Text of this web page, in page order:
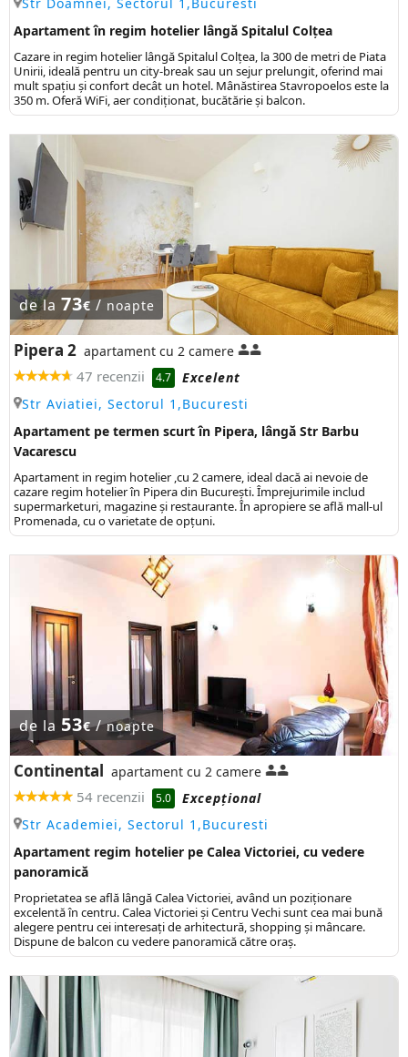
Apartament în regim hotelier lângă Spitalul Colțea
Cazare in regim hotelier lângă Spitalul Colțea, la 300 de metri de Piata
Unirii, ideală pentru un city-break sau un sejur prelungit, oferind mai
mult spațiu și confort decât un hotel. Mânăstirea Stavropoelos este la
350 m. Oferă WiFi, aer condiționat, bucătărie și balcon.
de la 73€/ noapte
Pipera 2 apartament cu 2 camere
47 recenzii 4.7
Excelent
Str Aviatiei, Sectorul 1,Bucuresti
Apartament pe termen scurt în Pipera, lângă Str Barbu
Vacarescu
Apartament in regim hotelier ,cu 2 camere, ideal dacă ai nevoie de
cazare regim hotelier în Pipera din București. Împrejurimile includ
supermarketuri, magazine și restaurante. În apropiere se află mall-ul
Promenada, cu o varietate de opțuni.
de la 53€/noapte
Continental apartament cu 2 camere
54 recenzii 5.0
Excepţional
Str Academiei, Sectorul 1,Bucuresti
Apartament regim hotelier pe Calea Victoriei, cu vedere
panoramică
Proprietatea se află lângă Calea Victoriei, având un poziționare
excelentă în centru. Calea Victoriei și Centru Vechi sunt cea mai bună
alegere pentru cei interesați de arhitectură, shopping și mâncare.
Dispune de balcon cu vedere panoramică către oraș.